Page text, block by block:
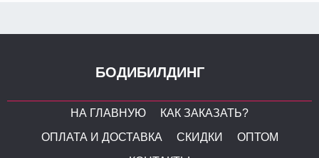
БОДИБИЛДИНГ
НА ГЛАВНУЮ
КАК ЗАКАЗАТЬ?
ОПЛАТА И ДОСТАВКА
СКИДКИ
ОПТОМ